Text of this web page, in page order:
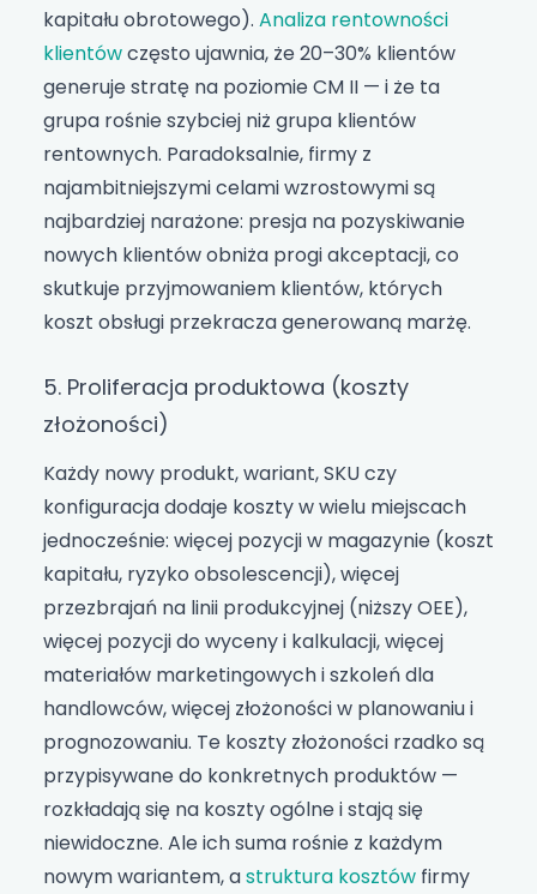
kapitału obrotowego). Analiza rentowności
klientówczęsto ujawnia, że 20–30% klientów
generuje stratę na poziomie CM II — i że ta
grupa rośnie szybciej niż grupa klientów
rentownych. Paradoksalnie, firmy z
najambitniejszymi celami wzrostowymi są
najbardziej narażone: presja na pozyskiwanie
nowych klientów obniża progi akceptacji, co
skutkuje przyjmowaniem klientów, których
koszt obsługi przekracza generowaną marżę.
5. Proliferacja produktowa (koszty
złożoności)
Każdy nowy produkt, wariant, SKU czy
konfiguracja dodaje koszty w wielu miejscach
jednocześnie: więcej pozycji w magazynie (koszt
kapitału, ryzyko obsolescencji), więcej
przezbrajań na linii produkcyjnej (niższy OEE),
więcej pozycji do wyceny i kalkulacji, więcej
materiałów marketingowych i szkoleń dla
handlowców, więcej złożoności w planowaniu i
prognozowaniu. Te koszty złożoności rzadko są
przypisywane do konkretnych produktów —
rozkładają się na koszty ogólne i stają się
niewidoczne. Ale ich suma rośnie z każdym
nowym wariantem, astruktura kosztów firmy